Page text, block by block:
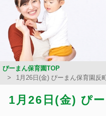
ぴーまん保育園TOP
1月26日(金) ぴーまん保育園反
1月26日(金) ぴ